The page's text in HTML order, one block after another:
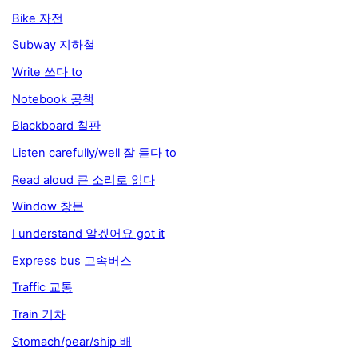
Bike 자전
Subway 지하철
Write 쓰다 to
Notebook 공책
Blackboard 칠판
Listen carefully/well 잘 듣다 to
Read aloud 큰 소리로 읽다
Window 창문
I understand 알겠어요 got it
Express bus 고속버스
Traffic 교통
Train 기차
Stomach/pear/ship 배